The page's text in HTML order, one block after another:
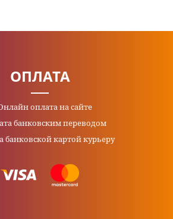
ОПЛАТА
оплата на сайте
банковским переводом
банковской картой курьеру